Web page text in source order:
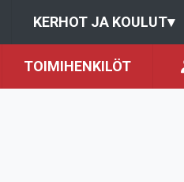
KERHOT JA KOULUT▾
TOIMIHENKILÖT